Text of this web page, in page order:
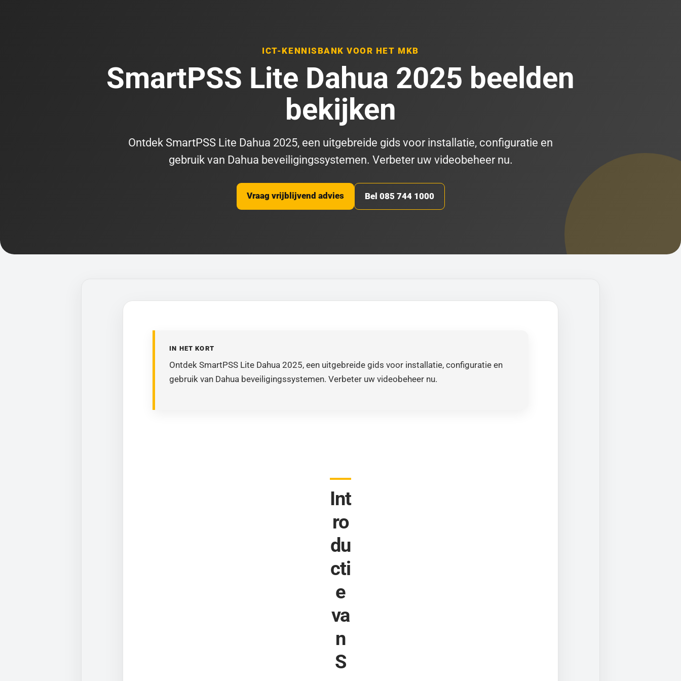
ICT-KENNISBANK VOOR HET MKB
SmartPSS Lite Dahua 2025 beelden
bekijken
Ontdek SmartPSS Lite Dahua 2025, een uitgebreide gids voor installatie, configuratie en
gebruik van Dahua beveiligingssystemen. Verbeter uw videobeheer nu.
Vraag vrijblijvend advies Bel 085 744 1000
IN HET KORT
Ontdek SmartPSS Lite Dahua 2025, een uitgebreide gids voor installatie, configuratie en
gebruik van Dahua beveiligingssystemen. Verbeter uw videobeheer nu.
Int
ro
du
cti
e
va
n
S